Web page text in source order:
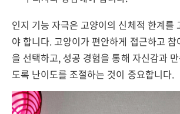
인지 기능 자극은 고양이의 신체적 한계를
야 합니다. 고양이가 편안하게 접근하고 참
을 선택하고, 성공 경험을 통해 자신감과
도록 난이도를 조절하는 것이 중요합니다.